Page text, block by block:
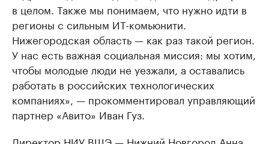
в целом. Также мы понимаем, что нужно идти в
регионы с сильным ИТ-комьюнити.
Нижегородская область — как раз такой регион.
У нас есть важная социальная миссия: мы хотим,
чтобы молодые люди не уезжали, а оставались
работать в российских технологических
компаниях», — прокомментировал управляющий
партнер «Авито» Иван Гуз.